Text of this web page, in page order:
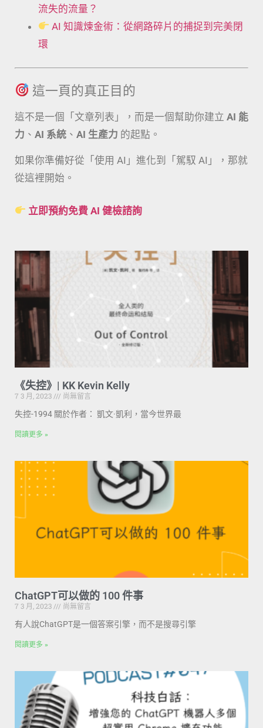
流失的流量？
AI 知識煉金術：從網路碎片的捕捉到完美閉
環
這一頁的真正目的
這不是一個「文章列表」，而是一個幫助你建立 AI 能
力 、 AI 系統 、 AI 生產力 的起點。
如果你準備好從「使用 AI」進化到「駕馭 AI」，那就
從這裡開始。
立即預約免費 AI 健檢諮詢
《失控》| KK Kevin Kelly
7 3 月, 2023
尚無留言
失控-1994 關於作者： 凱文·凱利，當今世界最
閱讀更多 »
ChatGPT可以做的 100 件事
7 3 月, 2023
尚無留言
有人說ChatGPT是一個答案引擎，而不是搜尋引擎
閱讀更多 »